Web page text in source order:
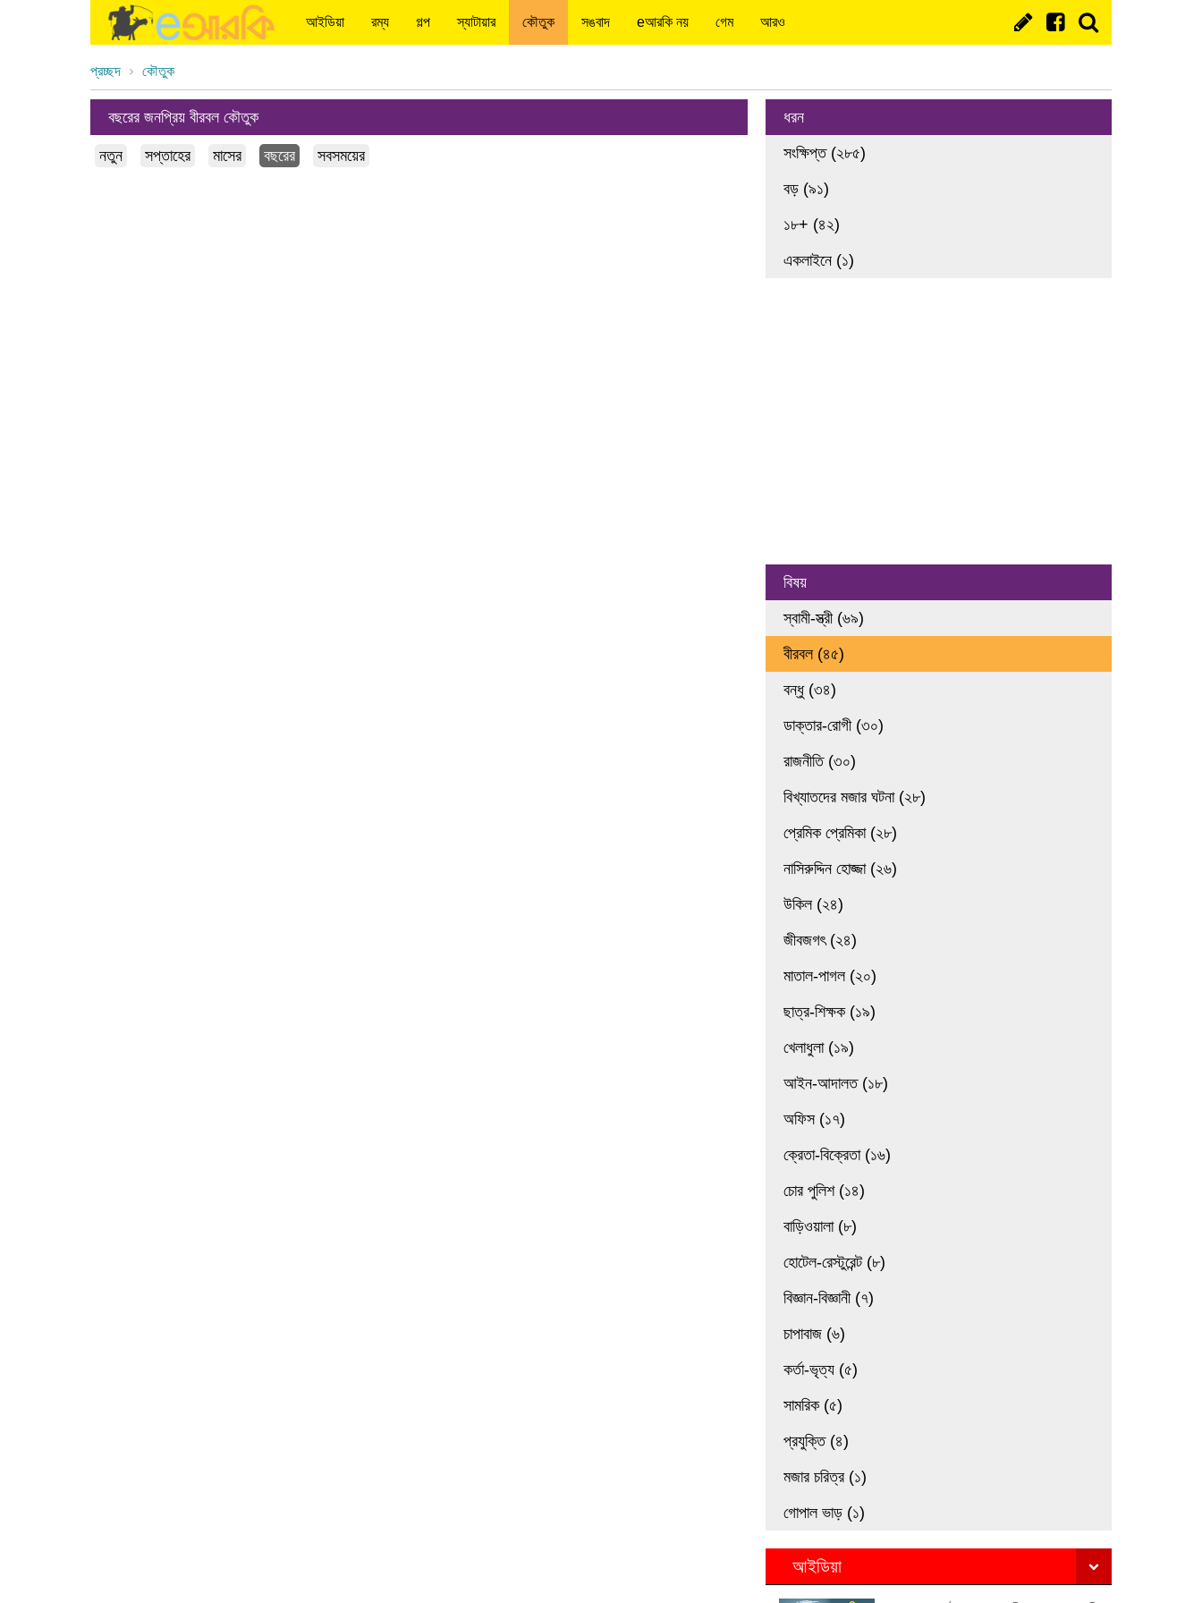
আইডিয়া রম্য গল্প স্যাটায়ার কৌতুক সঙবাদ eআরকি নয় গেম আরও
প্রচ্ছদ কৌতুক
বছরের জনপ্রিয় বীরবল কৌতুক
নতুন সপ্তাহের মাসের বছরের সবসময়ের
ধরন
সংক্ষিপ্ত (২৮৫)
বড় (৯১)
১৮+ (৪২)
একলাইনে (১)
বিষয়
স্বামী-স্ত্রী (৬৯)
বীরবল (৪৫)
বন্ধু (৩৪)
ডাক্তার-রোগী (৩০)
রাজনীতি (৩০)
বিখ্যাতদের মজার ঘটনা (২৮)
প্রেমিক প্রেমিকা (২৮)
নাসিরুদ্দিন হোজ্জা (২৬)
উকিল (২৪)
জীবজগৎ (২৪)
মাতাল-পাগল (২০)
ছাত্র-শিক্ষক (১৯)
খেলাধুলা (১৯)
আইন-আদালত (১৮)
অফিস (১৭)
ক্রেতা-বিক্রেতা (১৬)
চোর পুলিশ (১৪)
বাড়িওয়ালা (৮)
হোটেল-রেস্টুরেন্ট (৮)
বিজ্ঞান-বিজ্ঞানী (৭)
চাপাবাজ (৬)
কর্তা-ভৃত্য (৫)
সামরিক (৫)
প্রযুক্তি (৪)
মজার চরিত্র (১)
গোপাল ভাড় (১)
আইডিয়া